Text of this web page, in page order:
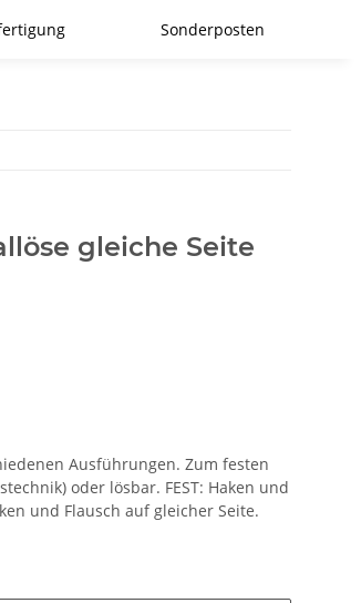
Sonderposten
gleiche Seite
Ausführungen. Zum festen
oder lösbar. FEST: Haken und
und Flausch auf gleicher Seite.